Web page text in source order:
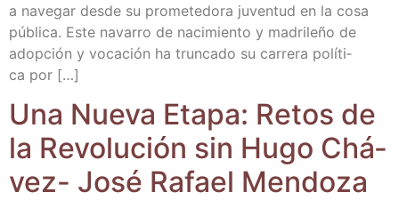
a nave­gar des­de su pro­me­te­do­ra juven­tud en la cosa
públi­ca. Este nava­rro de naci­mien­to y madri­le­ño de
adop­ción y voca­ción ha trun­ca­do su carre­ra polí­ti­
ca por […]
Una Nue­va Eta­pa: Retos de
la Revo­lu­ción sin Hugo Chá­
vez- José Rafael Mendoza